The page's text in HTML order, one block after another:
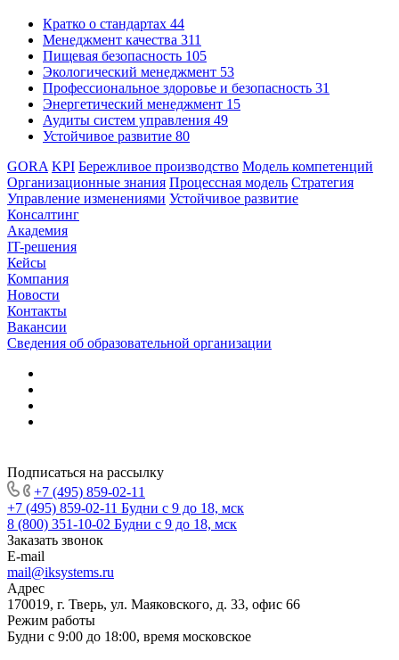
Кратко о стандартах 44
Менеджмент качества 311
Пищевая безопасность 105
Экологический менеджмент 53
Профессиональное здоровье и безопасность 31
Энергетический менеджмент 15
Аудиты систем управления 49
Устойчивое развитие 80
GORA KPI Бережливое производство Модель компетенций
Организационные знания Процессная модель Стратегия
Управление изменениями Устойчивое развитие
Консалтинг
Академия
IT-решения
Кейсы
Компания
Новости
Контакты
Вакансии
Сведения об образовательной организации
Подписаться на рассылку
+7 (495) 859-02-11
+7 (495) 859-02-11 Будни с 9 до 18, мск
8 (800) 351-10-02 Будни с 9 до 18, мск
Заказать звонок
E-mail
mail@iksystems.ru
Адрес
170019, г. Тверь, ул. Маяковского, д. 33, офис 66
Режим работы
Будни с 9:00 до 18:00, время московское